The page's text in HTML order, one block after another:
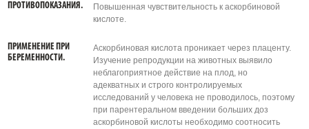
ПРОТИВОПОКАЗАНИЯ.
Повышенная чувствительность к аскорбиновой
кислоте.
ПРИМЕНЕНИЕ ПРИ
БЕРЕМЕННОСТИ.
Аскорбиновая кислота проникает через плаценту.
Изучение репродукции на животных выявило
неблагоприятное действие на плод, но
адекватных и строго контролируемых
исследований у человека не проводилось, поэтому
при парентеральном введении больших доз
аскорбиновой кислоты необхо­димо соотносить